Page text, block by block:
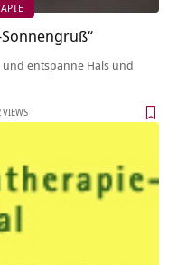
entspanne Hals und
VIEWS